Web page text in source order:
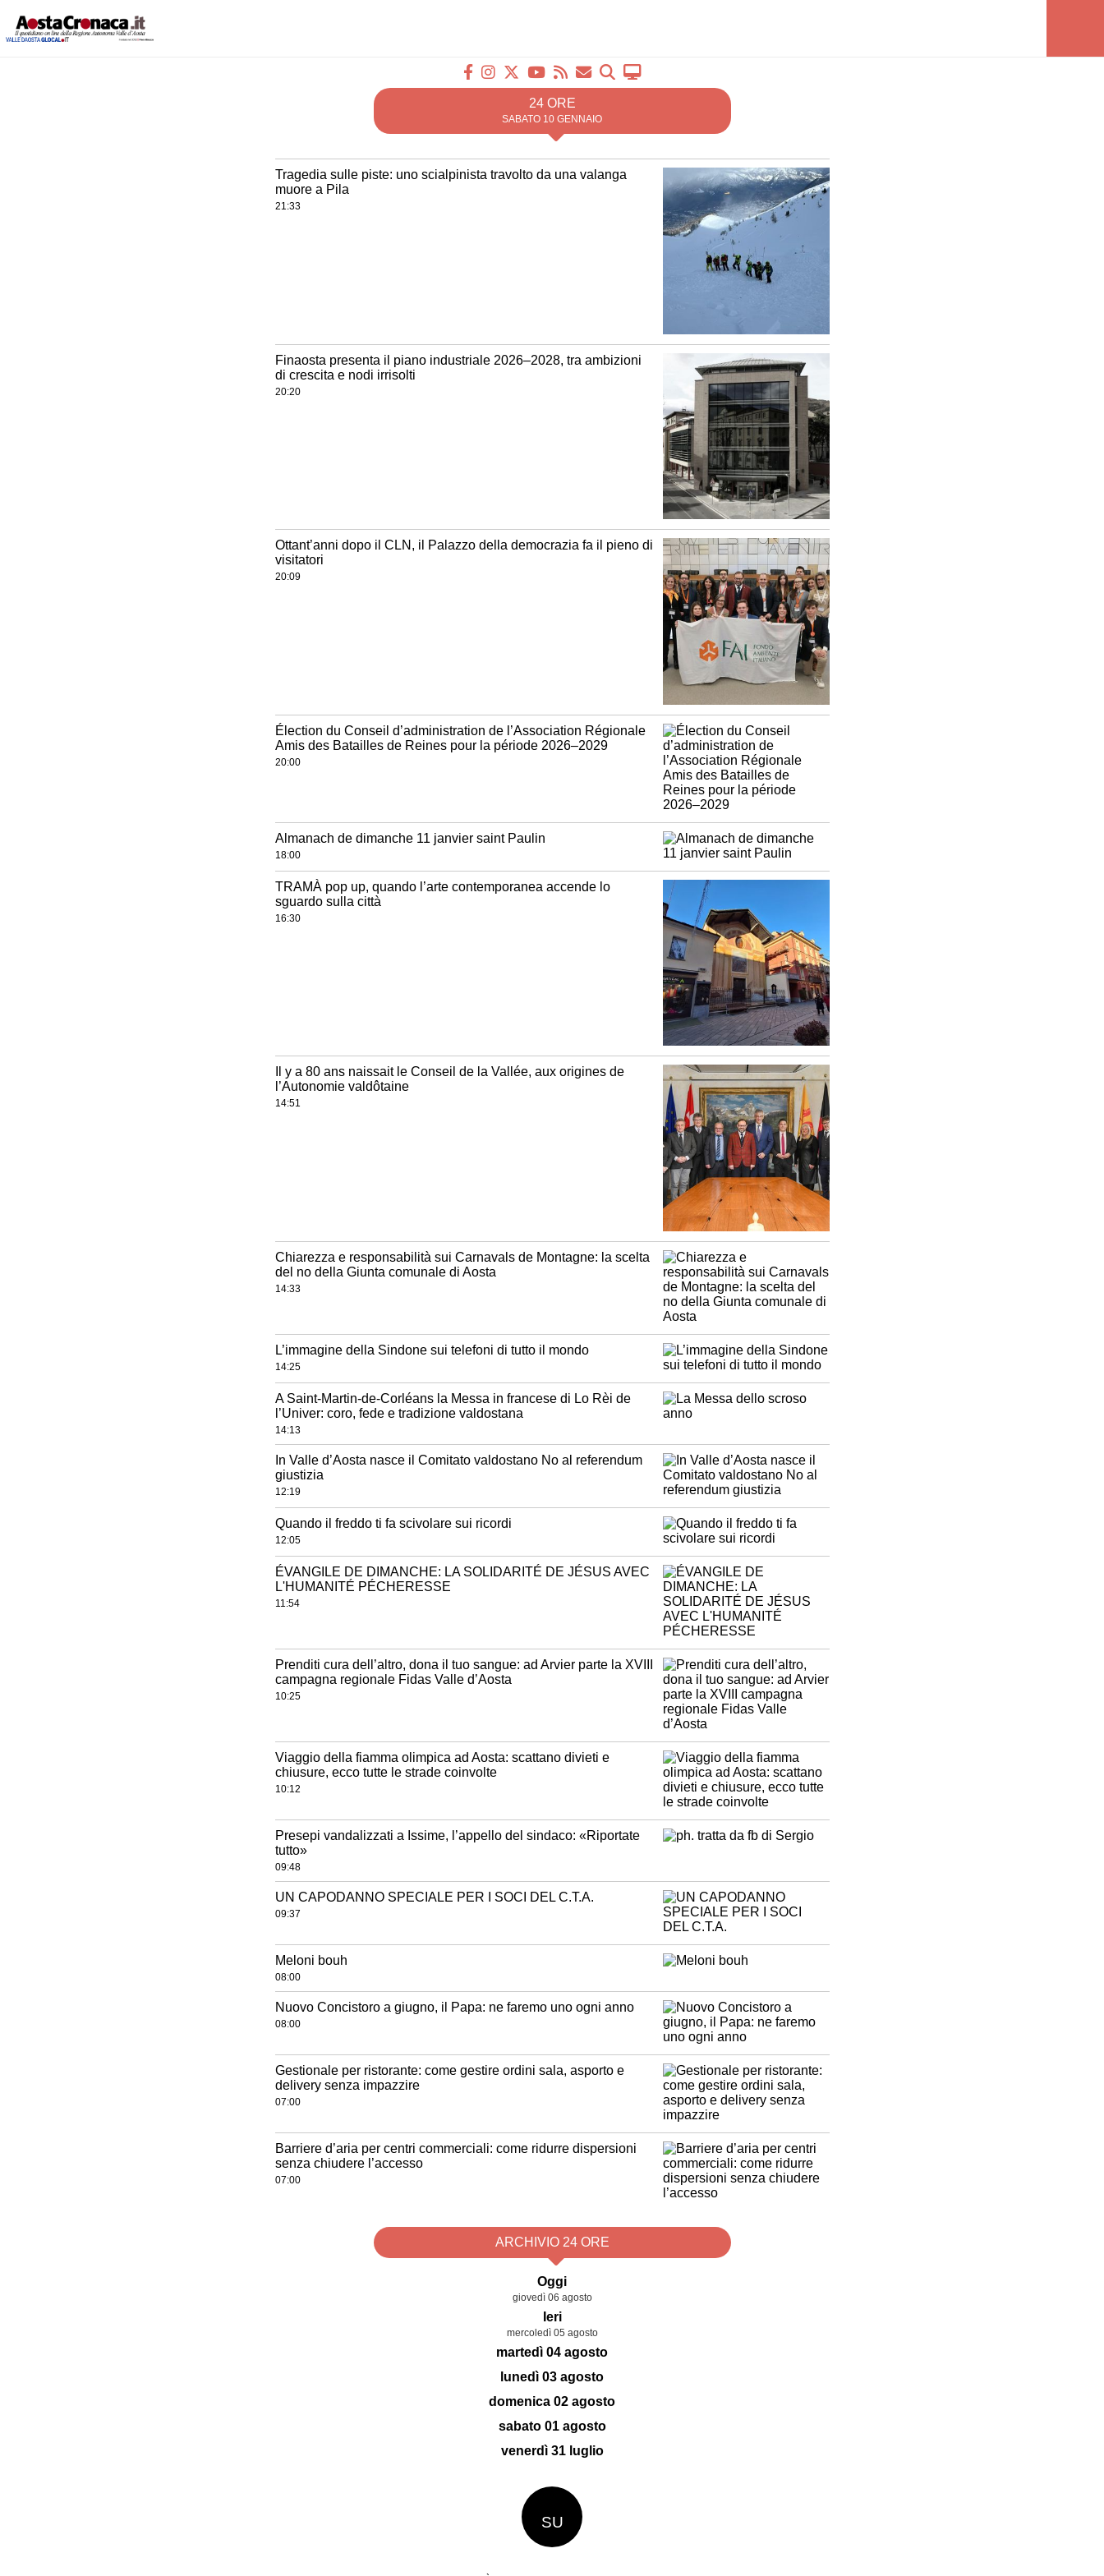
24 ORE
SABATO 10 GENNAIO
Tragedia sulle piste: uno scialpinista travolto da una valanga
muore a Pila
21:33
Finaosta presenta il piano industriale 2026–2028, tra ambizioni
di crescita e nodi irrisolti
20:20
Ottant’anni dopo il CLN, il Palazzo della democrazia fa il pieno di
visitatori
20:09
Élection du Conseil d’administration de l’Association Régionale
Amis des Batailles de Reines pour la période 2026–2029
20:00
Almanach de dimanche 11 janvier saint Paulin
18:00
TRAMÀ pop up, quando l’arte contemporanea accende lo
sguardo sulla città
16:30
Il y a 80 ans naissait le Conseil de la Vallée, aux origines de
l’Autonomie valdôtaine
14:51
Chiarezza e responsabilità sui Carnavals de Montagne: la scelta
del no della Giunta comunale di Aosta
14:33
L’immagine della Sindone sui telefoni di tutto il mondo
14:25
A Saint-Martin-de-Corléans la Messa in francese di Lo Rèi de
l’Univer: coro, fede e tradizione valdostana
14:13
In Valle d’Aosta nasce il Comitato valdostano No al referendum
giustizia
12:19
Quando il freddo ti fa scivolare sui ricordi
12:05
ÉVANGILE DE DIMANCHE: LA SOLIDARITÉ DE JÉSUS AVEC
L'HUMANITÉ PÉCHERESSE
11:54
Prenditi cura dell’altro, dona il tuo sangue: ad Arvier parte la XVIII
campagna regionale Fidas Valle d’Aosta
10:25
Viaggio della fiamma olimpica ad Aosta: scattano divieti e
chiusure, ecco tutte le strade coinvolte
10:12
Presepi vandalizzati a Issime, l’appello del sindaco: «Riportate
tutto»
09:48
UN CAPODANNO SPECIALE PER I SOCI DEL C.T.A.
09:37
Meloni bouh
08:00
Nuovo Concistoro a giugno, il Papa: ne faremo uno ogni anno
08:00
Gestionale per ristorante: come gestire ordini sala, asporto e
delivery senza impazzire
07:00
Barriere d’aria per centri commerciali: come ridurre dispersioni
senza chiudere l’accesso
07:00
ARCHIVIO 24 ORE
Oggi
giovedì 06 agosto
Ieri
mercoledì 05 agosto
martedì 04 agosto
lunedì 03 agosto
domenica 02 agosto
sabato 01 agosto
venerdì 31 luglio
SU